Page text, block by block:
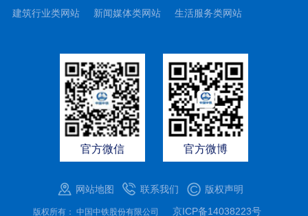
建筑行业类网站 新闻媒体类网站 生活服务类网站
官方微信 官方微博
网站地图 联系我们 版权声明
版权所有： 中国中铁股份有限公司 京ICP备14038223号